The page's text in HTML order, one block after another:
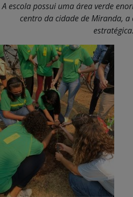
A escola possui uma área verde
centro da cidade de Miranda,
estratégica.